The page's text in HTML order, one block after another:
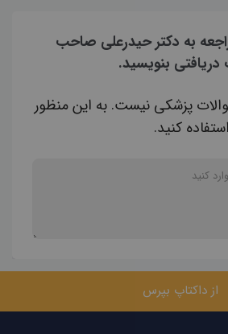
به دکتر حیدرعلی صاحب
بنویسید.
پزشکی نیست. به این منظور
کنید.
از داکتاپ بپرس